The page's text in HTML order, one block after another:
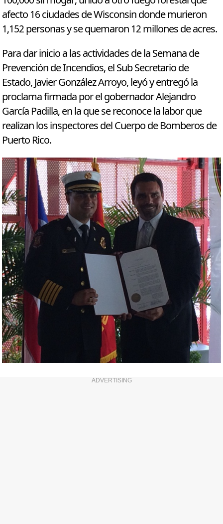
afecto 16 ciudades de Wisconsin donde murieron
1,152 personas y se quemaron 12 millones de acres.
Para dar inicio a las actividades de la Semana de
Prevención de Incendios, el Sub Secretario de
Estado, Javier González Arroyo, leyó y entregó la
proclama firmada por el gobernador Alejandro
García Padilla, en la que se reconoce la labor que
realizan los inspectores del Cuerpo de Bomberos de
Puerto Rico.
ADVERTISING